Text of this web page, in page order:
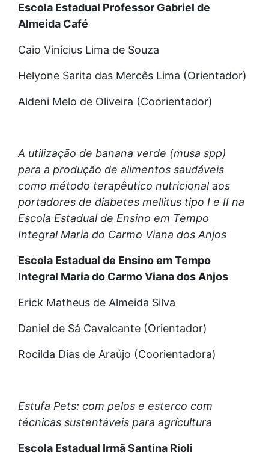
Escola Estadual Professor Gabriel de
Almeida Café
Caio Vinícius Lima de Souza
Helyone Sarita das Mercês Lima (Orientador)
Aldeni Melo de Oliveira (Coorientador)
A utilização de banana verde (musa spp)
para a produção de alimentos saudáveis
como método terapêutico nutricional aos
portadores de diabetes mellitus tipo I e II na
Escola Estadual de Ensino em Tempo
Integral Maria do Carmo Viana dos Anjos
Escola Estadual de Ensino em Tempo
Integral Maria do Carmo Viana dos Anjos
Erick Matheus de Almeida Silva
Daniel de Sá Cavalcante (Orientador)
Rocilda Dias de Araújo (Coorientadora)
Estufa Pets: com pelos e esterco com
técnicas sustentáveis para agrícultura
Escola Estadual Irmã Santina Rioli